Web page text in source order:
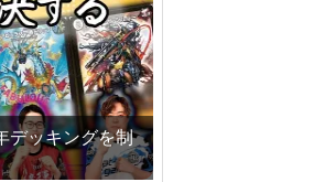
デッキングを制